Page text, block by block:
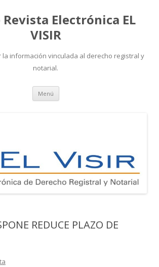
Revista Electrónica EL
VISIR
la información vinculada al derecho registral y
notarial.
Menú Ir
contenido
REDUCE PLAZO DE